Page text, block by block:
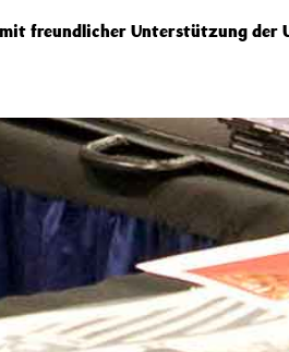
freundlicher Unterstützung der